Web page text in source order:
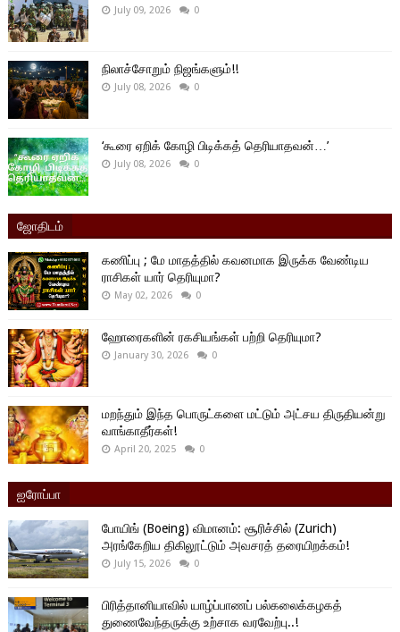
July 09, 2026 0
நிலாச்சோறும் நிஜங்களும்!!
July 08, 2026 0
‘கூரை ஏறிக் கோழி பிடிக்கத் தெரியாதவன்…’
July 08, 2026 0
ஜோதிடம்
கணிப்பு ; மே மாதத்தில் கவனமாக இருக்க வேண்டிய
ராசிகள் யார் தெரியுமா?
May 02, 2026 0
ஹோரைகளின் ரகசியங்கள் பற்றி தெரியுமா?
January 30, 2026 0
மறந்தும் இந்த பொருட்களை மட்டும் அட்சய திருதியன்று
வாங்காதீர்கள்!
April 20, 2025 0
ஐரோப்பா
போயிங் (Boeing) விமானம்: சூரிச்சில் (Zurich)
அரங்கேறிய திகிலூட்டும் அவசரத் தரையிறக்கம்!
July 15, 2026 0
பிரித்தானியாவில் யாழ்ப்பாணப் பல்கலைக்கழகத்
துணைவேந்தருக்கு உற்சாக வரவேற்பு..!